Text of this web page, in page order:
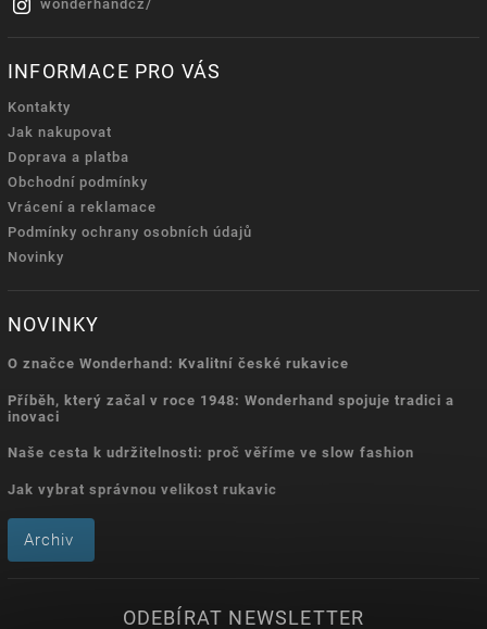
wonderhandcz/
INFORMACE PRO VÁS
Kontakty
Jak nakupovat
Doprava a platba
Obchodní podmínky
Vrácení a reklamace
Podmínky ochrany osobních údajů
Novinky
NOVINKY
O značce Wonderhand: Kvalitní české rukavice
Příběh, který začal v roce 1948: Wonderhand spojuje tradici a
inovaci
Naše cesta k udržitelnosti: proč věříme ve slow fashion
Jak vybrat správnou velikost rukavic
Archiv
ODEBÍRAT NEWSLETTER